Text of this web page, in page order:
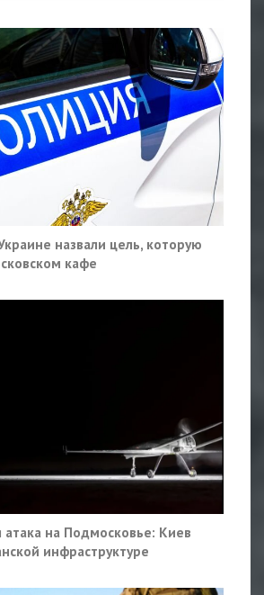
назвали цель, которую
кафе
атака на Подмосковье: Киев
инфраструктуре